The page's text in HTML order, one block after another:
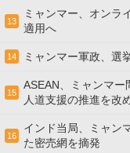
13
ミャンマー、オン
適用へ
14 ミャンマー軍政、選
15
ASEAN、ミャンマ
人道支援の推進を改
16
インド当局、ミャン
た密売網を摘発